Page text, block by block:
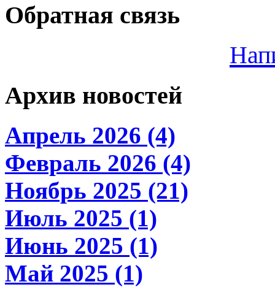
Обратная связь
Архив новостей
Апрель 2026 (4)
Февраль 2026 (4)
Ноябрь 2025 (21)
Июль 2025 (1)
Июнь 2025 (1)
Май 2025 (1)